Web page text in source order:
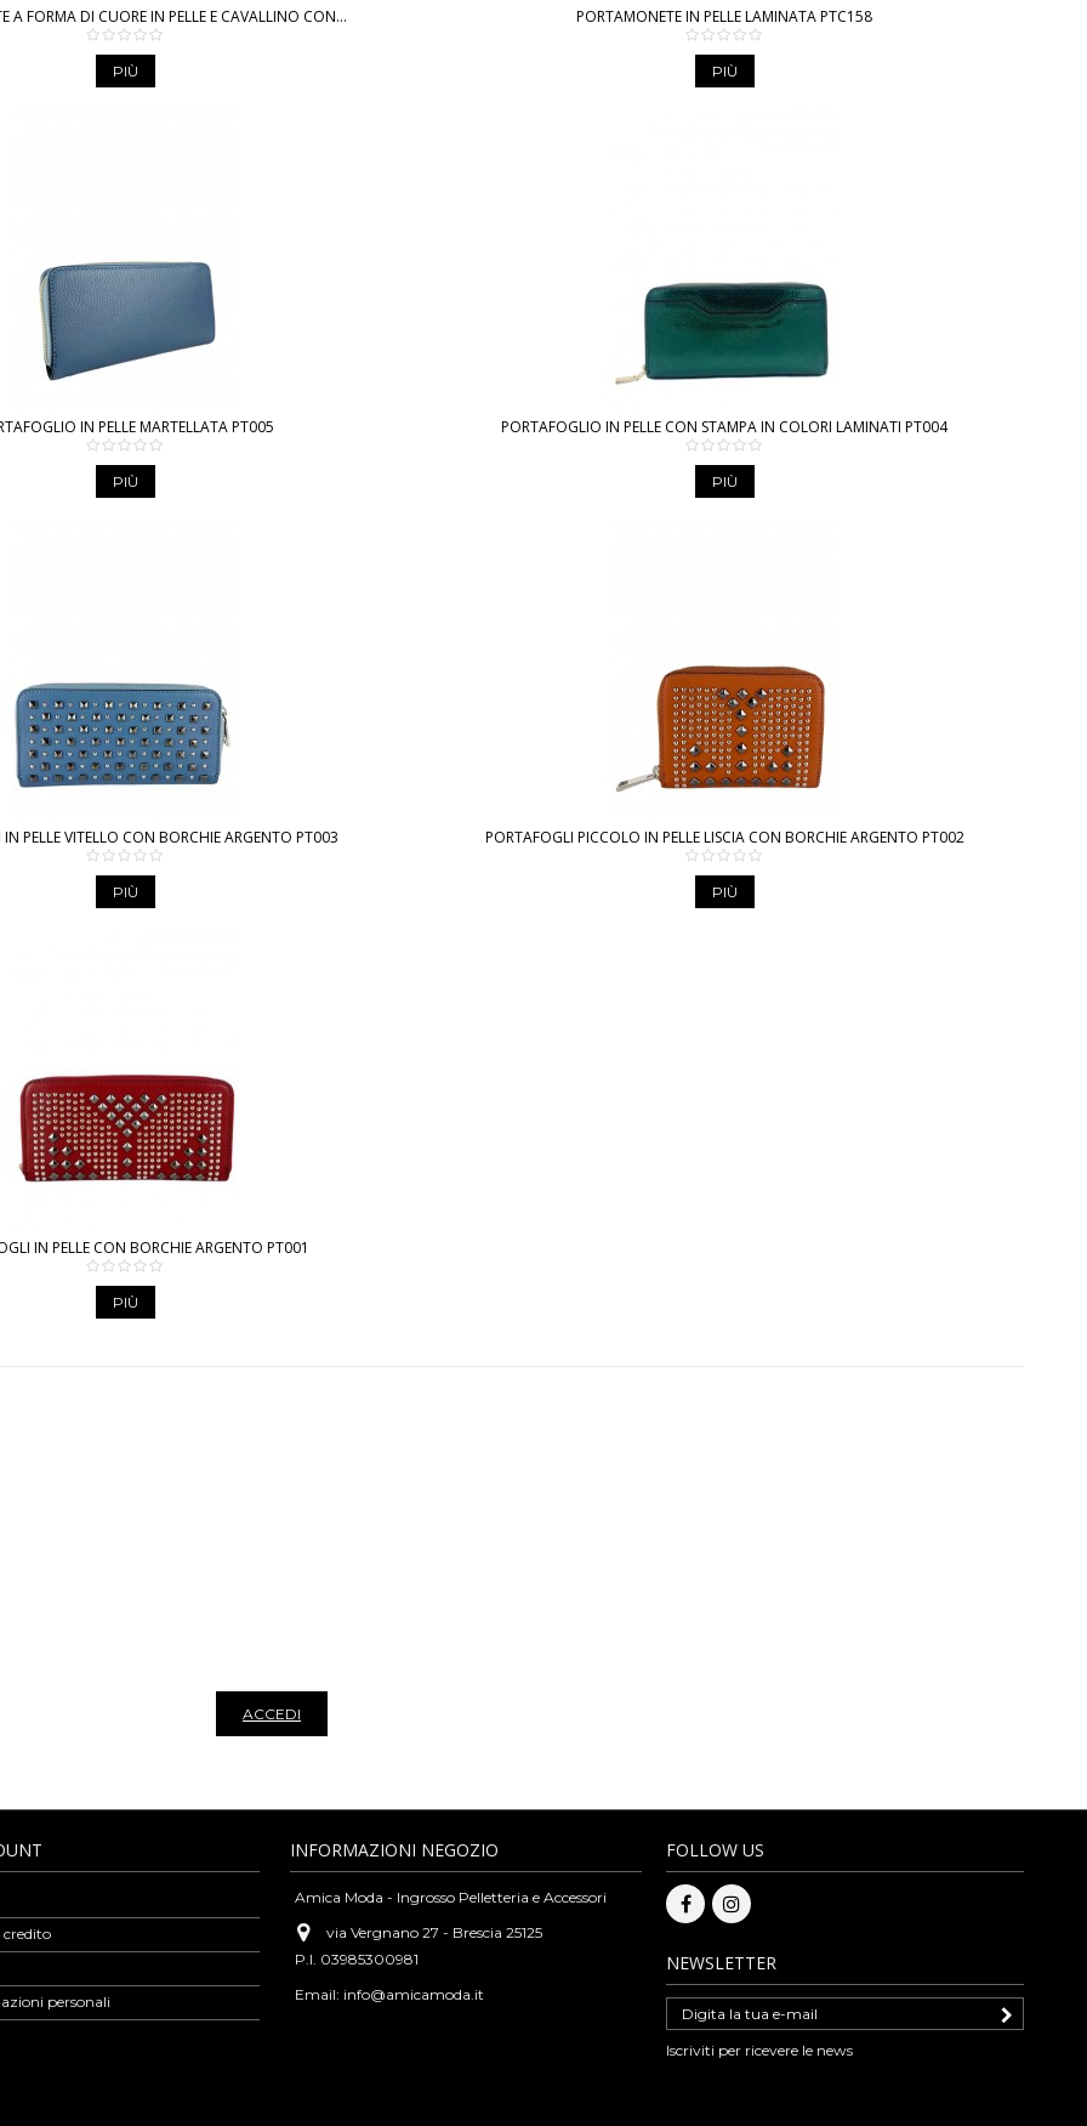
A FORMA DI CUORE IN PELLE E CAVALLINO CON...
PIÙ
PORTAMONETE IN PELLE LAMINATA PTC158
PIÙ
IN PELLE MARTELLATA PT005
PIÙ
PORTAFOGLIO IN PELLE CON STAMPA IN COLORI LAMINATI PT004
PIÙ
PELLE VITELLO CON BORCHIE ARGENTO PT003
PIÙ
PORTAFOGLI PICCOLO IN PELLE LISCIA CON BORCHIE ARGENTO PT002
PIÙ
IN PELLE CON BORCHIE ARGENTO PT001
PIÙ
ACCEDI
credito
personali
INFORMAZIONI NEGOZIO
Amica Moda - Ingrosso Pelletteria e Accessori
via Vergnano 27 - Brescia 25125
P.I. 03985300981
Email: info@amicamoda.it
FOLLOW US
NEWSLETTER
Iscriviti per ricevere le news